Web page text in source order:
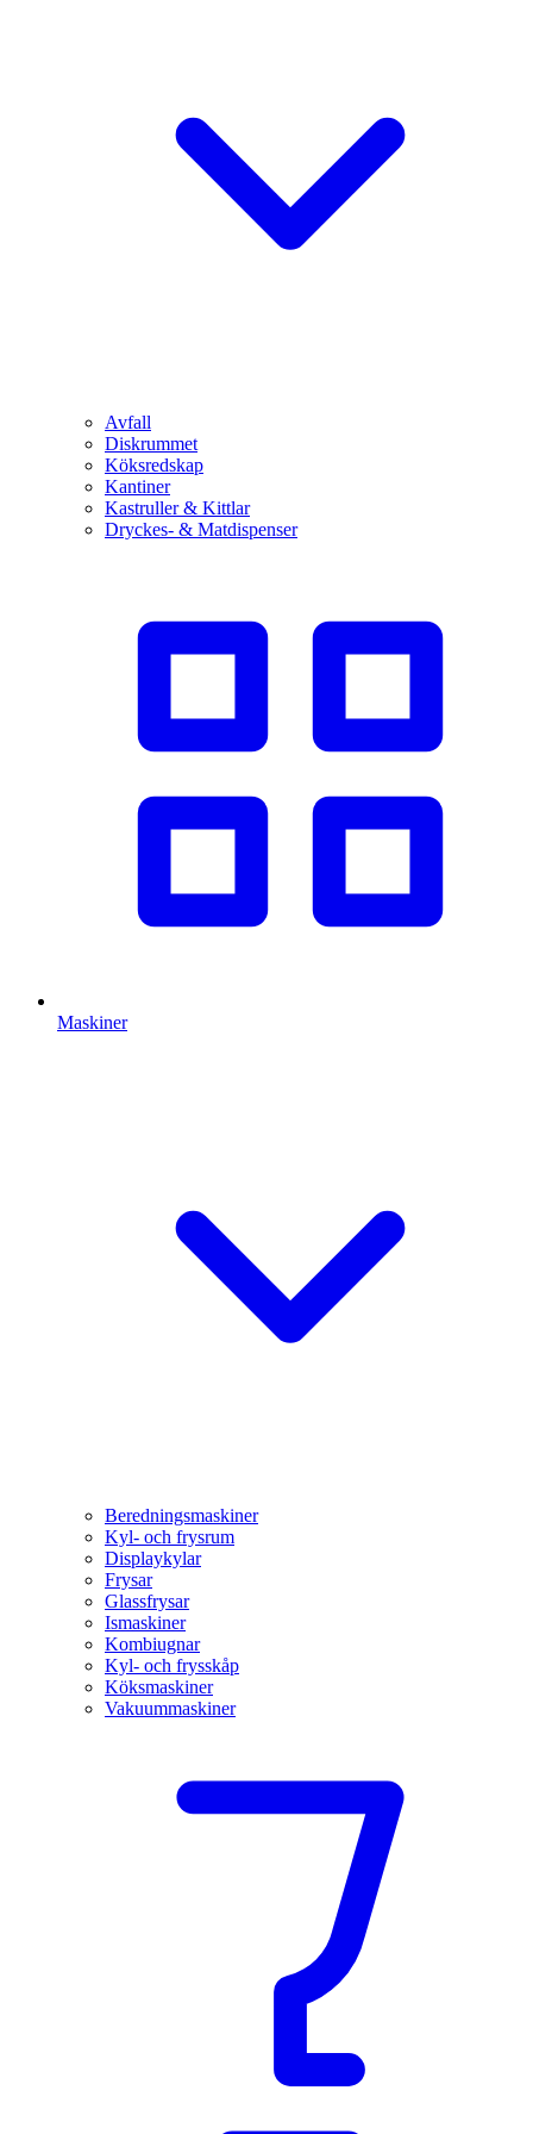
Avfall
Diskrummet
Köksredskap
Kantiner
Kastruller & Kittlar
Dryckes- & Matdispenser
Maskiner
Beredningsmaskiner
Kyl- och frysrum
Displaykylar
Frysar
Glassfrysar
Ismaskiner
Kombiugnar
Kyl- och frysskåp
Köksmaskiner
Vakuummaskiner